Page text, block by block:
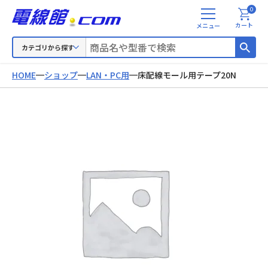
カテゴリから探す
メ
ニ
カート
0
HOME ショップ LAN・PC用 床配線モール用テープ20N